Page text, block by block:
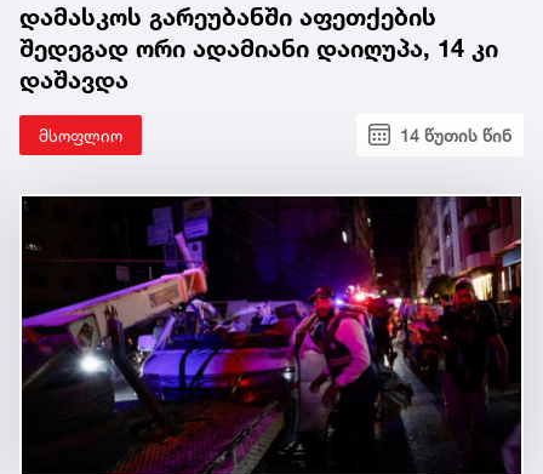
დამასკოს გარეუბანში აფეთქების
შედეგად ორი ადამიანი დაიღუპა, 14 კი
დაშავდა
მსოფლიო 14 წუთის წინ